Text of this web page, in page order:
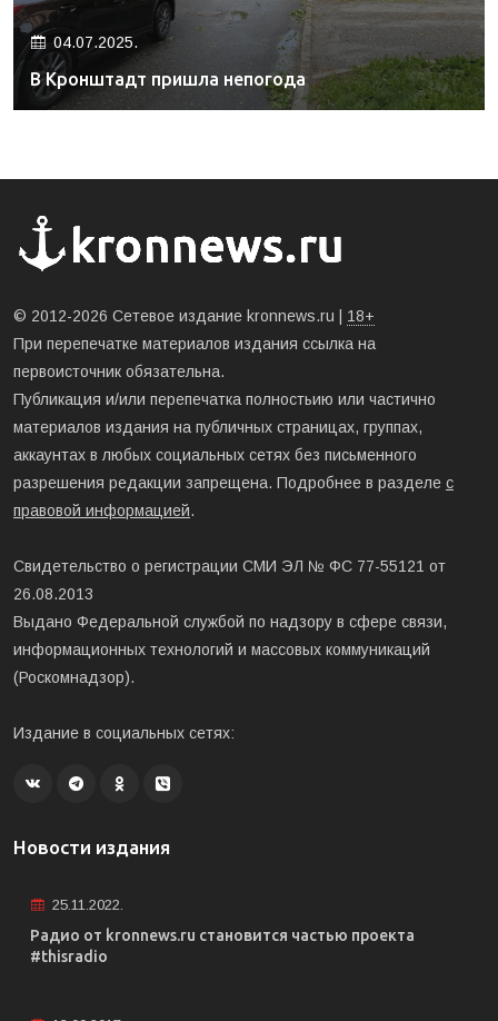
04.07.2025.
В Кронштадт пришла непогода
© 2012-2026 Сетевое издание kronnews.ru | 18+
При перепечатке материалов издания ссылка на
первоисточник обязательна.
Публикация и/или перепечатка полностьию или частично
материалов издания на публичных страницах, группах,
аккаунтах в любых социальных сетях без письменного
разрешения редакции запрещена. Подробнее в разделе с
правовой информацией.
Свидетельство о регистрации СМИ ЭЛ № ФС 77-55121 от
26.08.2013
Выдано Федеральной службой по надзору в сфере связи,
информационных технологий и массовых коммуникаций
(Роскомнадзор).
Издание в социальных сетях:
Новости издания
25.11.2022.
Радио от kronnews.ru становится частью проекта
#thisradio